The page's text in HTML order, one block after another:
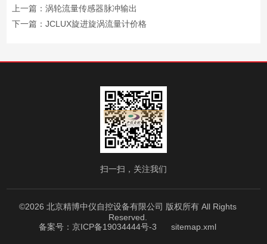
上一篇： 涡轮流量传感器脉冲输出
下一篇： JCLUX旋进旋涡流量计价格
扫一扫，关注我们
©2026 北京精博中仪自控设备有限公司 版权所有 All Rights
Reserved.
备案号：京ICP备19034444号-3
sitemap.xml